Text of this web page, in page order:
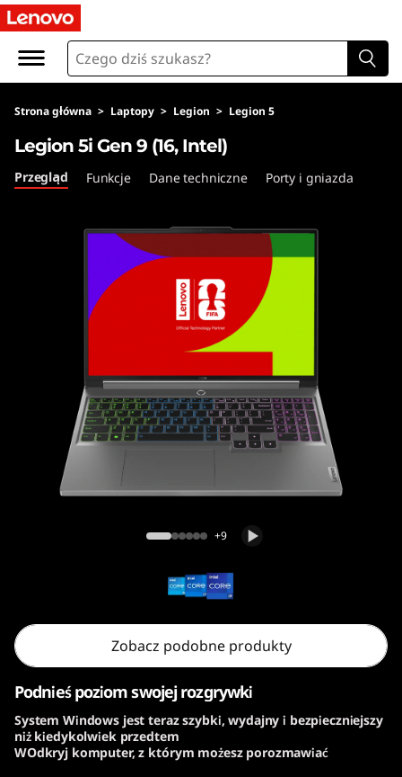
L
g
o
n
e
Strona główna > Laptopy > Legion > Legion 5
Legion 5i Gen 9 (16, Intel)
Legion 5i Gen 9 (16, Intel)
Przegląd Funkcje Dane techniczne Porty i gniazda
+9
Zobacz podobne produkty
Podnieś poziom swojej rozgrywki
System Windows jest teraz szybki, wydajny i bezpieczniejszy
niż kiedykolwiek przedtem
WOdkryj komputer, z którym możesz porozmawiać